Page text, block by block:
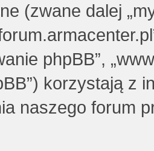
(zwane dalej
phpBB”,
korzystają z
naszego forum